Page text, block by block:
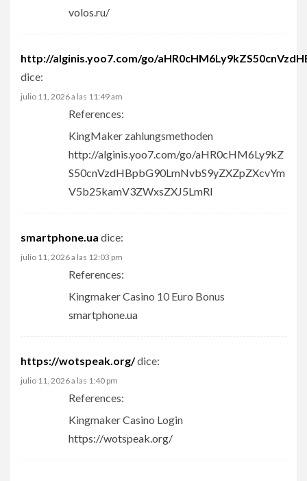
volos.ru/
http://alginis.yoo7.com/go/
dice:
julio 11, 2026 a las 11:49 am
References:
KingMaker zahlungsmethoden
http://alginis.yoo7.com/go/aHR0cHM6Ly9kZ
S50cnVzdHBpbG90LmNvbS9yZXZpZXcvYm
V5b25kamV3ZWxsZXJ5LmRl
smartphone.ua dice:
julio 11, 2026 a las 12:03 pm
References:
Kingmaker Casino 10 Euro Bonus
smartphone.ua
https://wotspeak.org/dice:
julio 11, 2026 a las 1:40 pm
References:
Kingmaker Casino Login
https://wotspeak.org/